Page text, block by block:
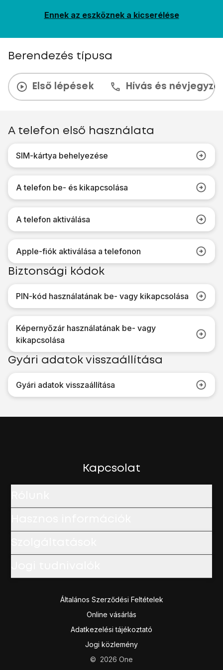
Ennek az eszköznek a kicserélése
Berendezés típusa
Első lépések Hívás és
A telefon első használata
SIM-kártya behelyezése
A telefon be- és kikapcsolása
A telefon aktiválása
Apple-fiók aktiválása a telefonon
Biztonsági kódok
PIN-kód használatának be- vagy kikapcsolása
Képernyőzár használatának be- vagy
kikapcsolása
Gyári adatok visszaállítása
Gyári adatok visszaállítása
Kapcsolat
Általános Szerződési Feltételek
Online vásárlás
Adatkezelési tájékoztató
Jogi közlemény
© 2026 One